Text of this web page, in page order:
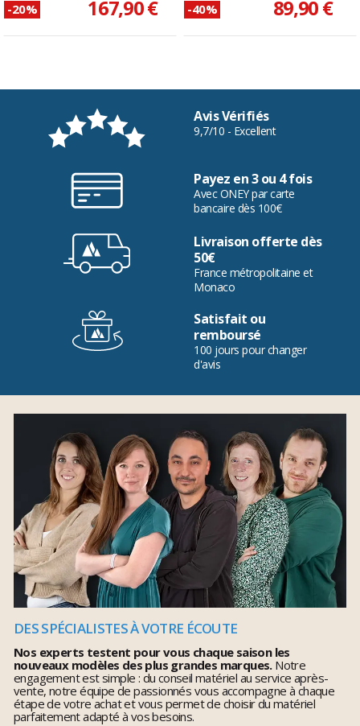
-20% 167,90 € -40% 89,90 €
Avis Vérifiés
9,7/10 - Excellent
Payez en 3 ou 4 fois
Avec ONEY par carte
bancaire dès 100€
Livraison offerte dès
50€
France métropolitaine et
Monaco
Satisfait ou
remboursé
100 jours pour changer
d'avis
DES SPÉCIALISTES À VOTRE ÉCOUTE
Nos experts testent pour vous chaque saison les
nouveaux modèles des plus grandes marques.Notre
engagement est simple : du conseil matériel au service après-
vente, notre équipe de passionnés vous accompagne à chaque
étape de votre achat et vous permet de choisir du matériel
parfaitement adapté à vos besoins.